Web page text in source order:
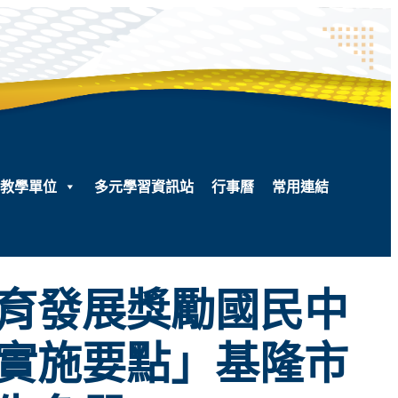
教學單位 多元學習資訊站 行事曆 常用連結
發展獎勵國民中
施要點」基隆市